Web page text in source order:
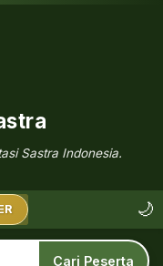
Sastra Indonesia.
🌙
Cari Peserta